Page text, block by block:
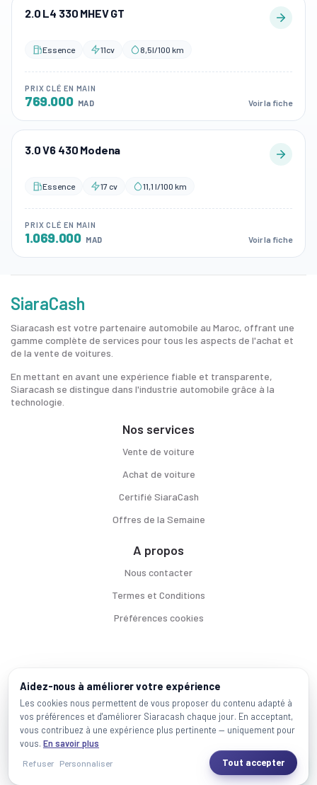
2.0 L4 330 MHEV GT
Essence 11cv 8,5l/100 km
PRIX CLÉ EN MAIN
769.000 MAD Voir la fiche
3.0 V6 430 Modena
Essence 17 cv 11,1 l/100 km
PRIX CLÉ EN MAIN
1.069.000 MAD Voir la fiche
SiaraCash
Siaracash est votre partenaire automobile au Maroc, offrant une
gamme complète de services pour tous les aspects de l'achat et
de la vente de voitures.
En mettant en avant une expérience fiable et transparente,
Siaracash se distingue dans l'industrie automobile grâce à la
technologie.
Nos services
Vente de voiture
Achat de voiture
Certifié SiaraCash
Offres de la Semaine
A propos
Nous contacter
Termes et Conditions
Préférences cookies
Voitures par ville
Casablanca | | Mohammadia |Salé | |
Marques populaires
Mercedes| |Volkswagen Renault Toyota Peugeot
2026 SiaraCash - Tous les droits sont réservés
Aidez-nous à améliorer votre expérience
Les cookies nous permettent de vous proposer du contenu adapté à
vos préférences et d'améliorer Siaracash chaque jour. En acceptant,
vous contribuez à une expérience plus pertinente — uniquement pour
vous. En savoir plus
Refuser Personnaliser Tout accepter